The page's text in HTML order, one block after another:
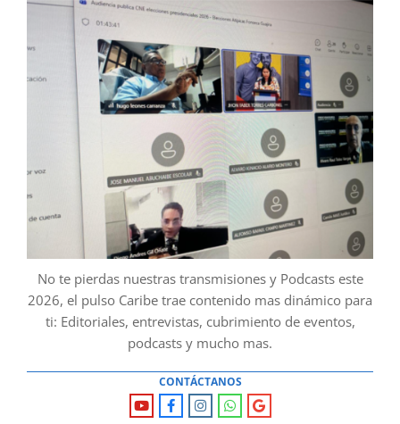
No te pierdas nuestras transmisiones y Podcasts este
2026, el pulso Caribe trae contenido mas dinámico para
ti: Editoriales, entrevistas, cubrimiento de eventos,
podcasts y mucho mas.
CONTÁCTANOS